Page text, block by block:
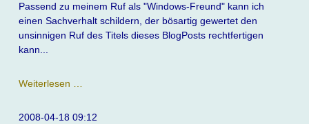
Passend zu meinem Ruf als "Windows-Freund" kann ich
einen Sachverhalt schildern, der bösartig gewertet den
unsinnigen Ruf des Titels dieses BlogPosts rechtfertigen
kann...
Weiterlesen …
Festplattenzerstörer
2008-04-18 09:12